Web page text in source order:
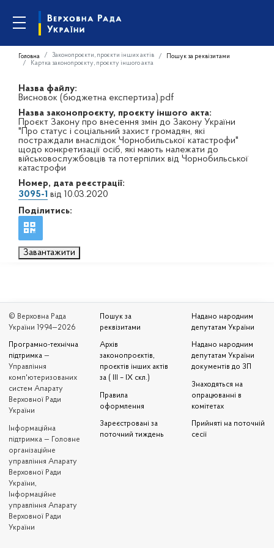
Головна Законопроєкти, проєкти інших актів
Пошук за реквізитами
Картка законопроєкту, проєкту іншого акта
Назва файлу:
Висновок (бюджетна експертиза).pdf
Назва законопроєкту, проєкту іншого акта:
Проєкт Закону про внесення змін до Закону України
"Про статус і соціальний захист громадян, які
постраждали внаслідок Чорнобильської катастрофи"
щодо конкретизації осіб, які мають належати до
військовослужбовців та потерпілих від Чорнобильської
катастрофи
Номер, дата реєстрації:
3095-1 від 10.03.2020
Поділитись:
Завантажити
© Верховна Рада
України 1994—2026
Програмно-технічна
підтримка —
Управління
комп'ютеризованих
систем Апарату
Верховної Ради
України
Iнформаційна
підтримка — Головне
організаційне
управління Апарату
Верховної Ради
України,
Інформаційне
управління Апарату
Верховної Ради
України
Пошук за
реквізитами
Архів
законопроєктів,
проєктів інших актів
за ( III – IX скл.)
Правила
оформлення
Зареєстровані за
поточний тиждень
Надано народним
депутатам України
Надано народним
депутатам України
документів до ЗП
Знаходяться на
опрацюванні в
комітетах
Прийняті на поточній
сесії